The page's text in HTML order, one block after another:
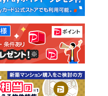
中古一戸建て
土地